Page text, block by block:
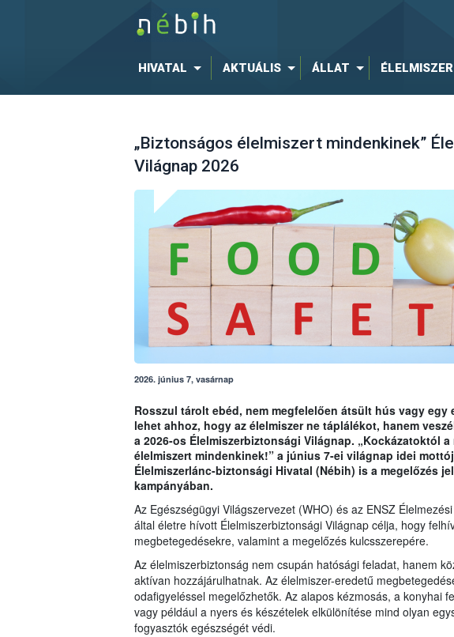
HIVATAL AKTUÁLIS ÁLLAT ÉLELMISZER
„Biztonságos élelmiszert mindenkinek”
Világnap 2026
2026. június 7, vasárnap
Rosszul tárolt ebéd, nem megfelelően átsült hús vagy
lehet ahhoz, hogy az élelmiszer ne táplálékot, hanem
a 2026-os Élelmiszerbiztonsági Világnap. „Kockázatoktól
élelmiszert mindenkinek!” a június 7-ei világnap idei
Élelmiszerlánc-biztonsági Hivatal (Nébih) is a megelőzés
kampányában.
Az Egészségügyi Világszervezet (WHO) és az ENSZ
által életre hívott Élelmiszerbiztonsági Világnap célja, hogy
megbetegedésekre, valamint a megelőzés kulcsszerepére.
Az élelmiszerbiztonság nem csupán hatósági feladat, hanem
aktívan hozzájárulhatnak. Az élelmiszer-eredetű
odafigyeléssel megelőzhetők. Az alapos kézmosás, a konyhai
vagy például a nyers és készételek elkülönítése mind olyan
fogyasztók egészségét védi.